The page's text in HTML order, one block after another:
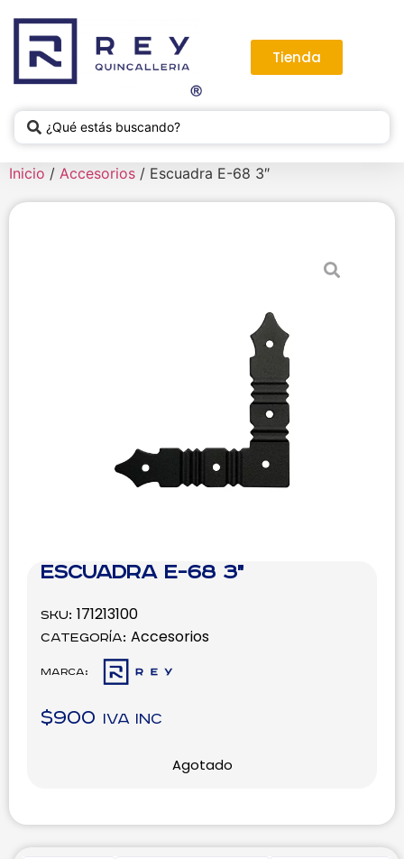
Tienda
Inicio / Accesorios / Escuadra E-68 3″
Escuadra E-68 3"
SKU: 171213100
Categoría: Accesorios
Marca:
$900 IVA inc
Agotado